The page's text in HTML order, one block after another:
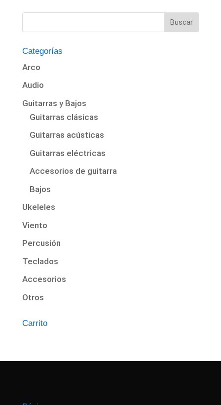
Categorías
Arco
Audio
Guitarras y Bajos
Guitarras clásicas
Guitarras acústicas
Guitarras eléctricas
Accesorios de guitarra
Bajos
Ukeleles
Viento
Percusión
Teclados
Accesorios
Otros
Carrito